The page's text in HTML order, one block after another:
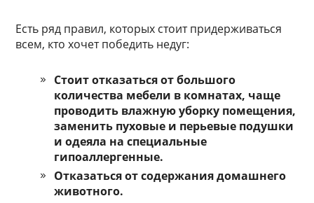
Есть ряд правил, которых стоит придерживаться
всем, кто хочет победить недуг:
Стоит отказаться от большого
количества мебели в комнатах, чаще
проводить влажную уборку помещения,
заменить пуховые и перьевые подушки
и одеяла на специальные
гипоаллергенные.
Отказаться от содержания домашнего
животного.